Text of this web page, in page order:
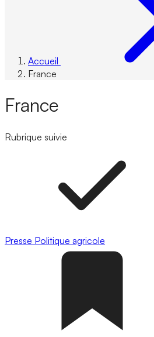
Accueil
France
France
Rubrique suivie
Presse Politique agricole